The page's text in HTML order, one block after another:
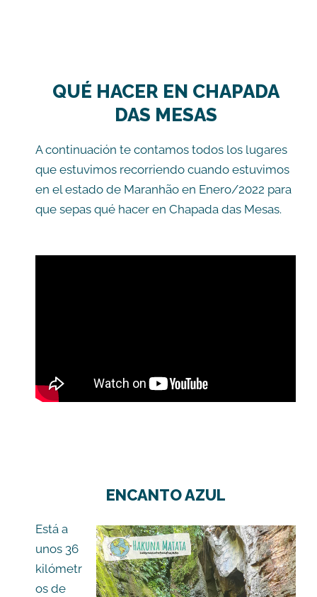
QUÉ HACER EN CHAPADA
DAS MESAS
A continuación te contamos todos los lugares
que estuvimos recorriendo cuando estuvimos
en el estado de Maranhão en Enero/2022 para
que sepas qué hacer en Chapada das Mesas.
ENCANTO AZUL
Está a
unos 36
kilómetr
os de